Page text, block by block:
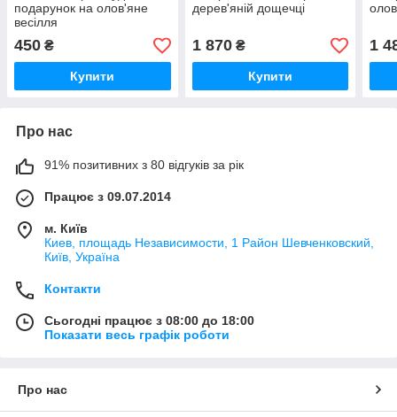
подарунок на олов'яне
весілля
450 ₴
Купити
дерев'яній дощечці
1 870₴
Купити
1
Про нас
91% позитивних з 80 відгуків за рік
Працює з 09.07.2014
м. Київ
Киев, площадь Независимости, 1 Район Шевченковский,
Київ, Україна
Контакти
Сьогодні працює з 08:00 до 18:00
Показати весь графік роботи
Про нас